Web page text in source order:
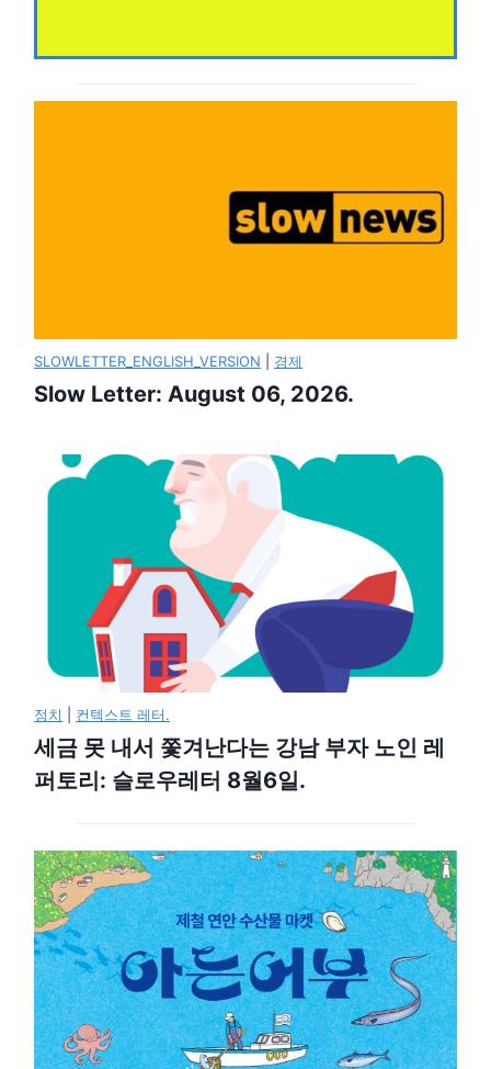
SLOWLETTER_ENGLISH_VERSION 경제
Slow Letter: August 06, 2026.
정치 컨텍스트 레터.
세금 못 내서 쫓겨난다는 강남 부자 노인 레
퍼토리: 슬로우레터 8월6일.